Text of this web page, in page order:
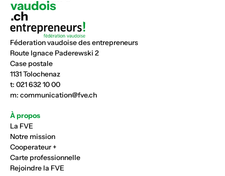
Féderation vaudoise des entrepreneurs
Route Ignace Paderewski 2
Case postale
1131 Tolochenaz
t: 021 632 10 00
m: communication@fve.ch
À propos
La FVE
Notre mission
Cooperateur +
Carte professionnelle
Rejoindre la FVE